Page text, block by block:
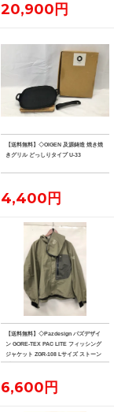
20,900円
【送料無料】◇OIGEN 及源鋳造 焼き焼
きグリル どっしりタイプ U-33
4,400円
【送料無料】◇Pazdesign パズデザイ
ン GORE-TEX PAC LITE フィッシング
ジャケット ZGR-108 Lサイズ ストーン
系カラー
6,600円